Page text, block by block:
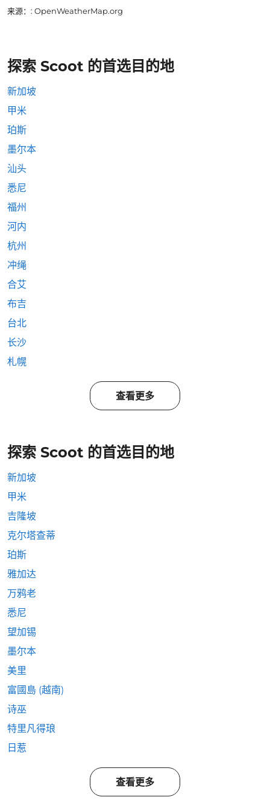
来源： : OpenWeatherMap.org
探索 Scoot 的首选目的地
新加坡
甲米
珀斯
墨尔本
汕头
悉尼
福州
河内
杭州
冲绳
合艾
布吉
台北
长沙
札幌
查看更多
探索 Scoot 的首选目的地
新加坡
甲米
吉隆坡
克尔塔查蒂
珀斯
雅加达
万鸦老
悉尼
望加锡
墨尔本
美里
富國島 (越南)
诗巫
特里凡得琅
日惹
查看更多